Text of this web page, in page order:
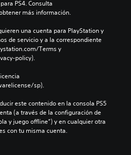
PS4. Consulta
más información.
una cuenta para PlayStation y
de servicio y a la correspondiente
Terms y
policy).
sp).
este contenido en la consola PS5
(a través de la configuración de
y juego offline”) y en cualquier otra
con tu misma cuenta.